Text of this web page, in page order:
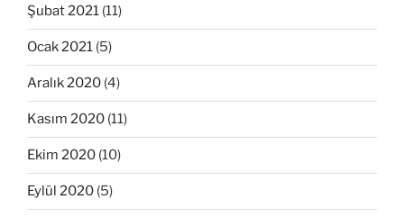
Şubat 2021 (11)
Ocak 2021 (5)
Aralık 2020 (4)
Kasım 2020 (11)
Ekim 2020 (10)
Eylül 2020 (5)